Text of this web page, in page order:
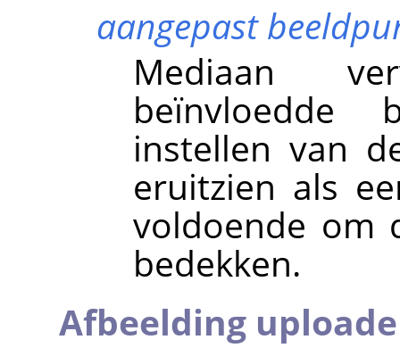
aangepast
Mediaan
beïnvloedde
instellen van
eruitzien als
voldoende om
bedekken.
Afbeelding